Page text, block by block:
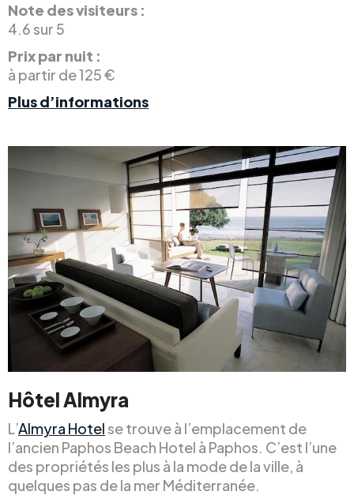
Note des visiteurs :
4.6 sur 5
Prix par nuit :
à partir de 125 €
Plus d’informations
Hôtel Almyra
L’Almyra Hotelse trouve à l’emplacement de
l’ancien Paphos Beach Hotel à Paphos. C’est l’une
des propriétés les plus à la mode de la ville, à
quelques pas de la mer Méditerranée.